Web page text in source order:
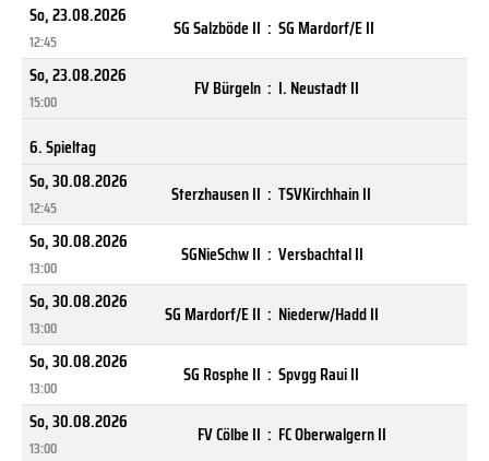
So, 23.08.2026
12:45
SG Salzböde II : SG Mardorf/E II
So, 23.08.2026
15:00
FV Bürgeln : I. Neustadt II
6. Spieltag
So, 30.08.2026
12:45
Sterzhausen II : TSVKirchhain II
So, 30.08.2026
13:00
SGNieSchw II : Versbachtal II
So, 30.08.2026
13:00
SG Mardorf/E II : Niederw/Hadd II
So, 30.08.2026
13:00
SG Rosphe II : Spvgg Raui II
So, 30.08.2026
13:00
FV Cölbe II : FC Oberwalgern II